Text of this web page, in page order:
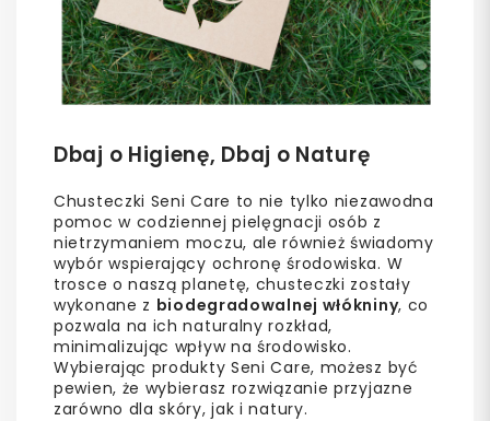
Dbaj o Higienę, Dbaj o Naturę
Chusteczki Seni Care to nie tylko niezawodna
pomoc w codziennej pielęgnacji osób z
nietrzymaniem moczu, ale również świadomy
wybór wspierający ochronę środowiska. W
trosce o naszą planetę, chusteczki zostały
wykonane z biodegradowalnej włókniny, co
pozwala na ich naturalny rozkład,
minimalizując wpływ na środowisko.
Wybierając produkty Seni Care, możesz być
pewien, że wybierasz rozwiązanie przyjazne
zarówno dla skóry, jak i natury.